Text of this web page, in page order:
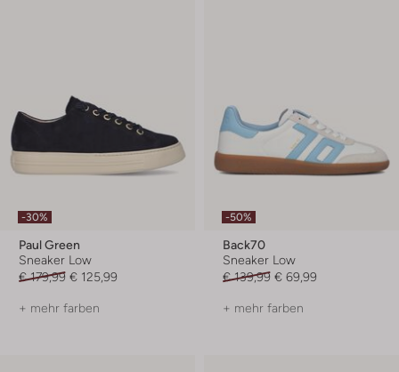
-30%
Paul Green
Sneaker Low
€ 179,99 € 125,99
+ mehr farben
-50%
Back70
Sneaker Low
€ 139,99 € 69,99
+ mehr farben